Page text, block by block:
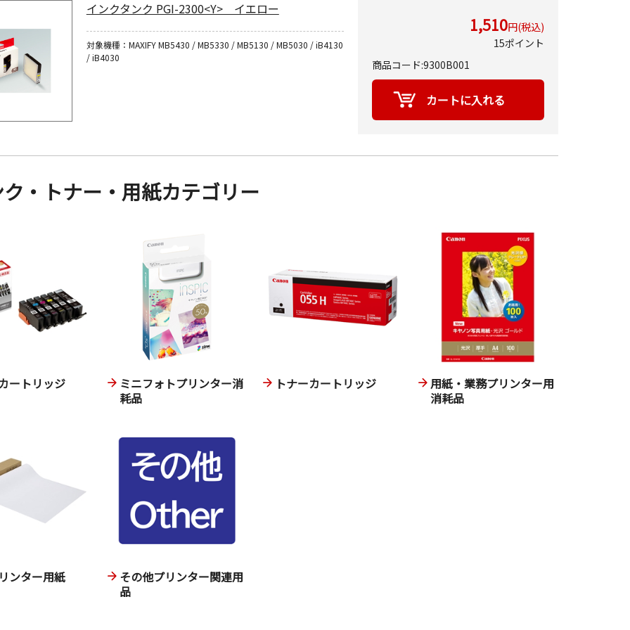
インクタンク PGI-2300<Y> イエロー
対象機種：MAXIFY MB5430 / MB5330 / MB5130 / MB5030 / iB4130
/ iB4030
1,510円(税込)
15ポイント
商品コード:9300B001
・トナー・用紙カテゴリー
ートリッジ
ミニフォトプリンター消
耗品
トナーカートリッジ
用紙・業務プリンター用
消耗品
ンター用紙
その他プリンター関連用
品